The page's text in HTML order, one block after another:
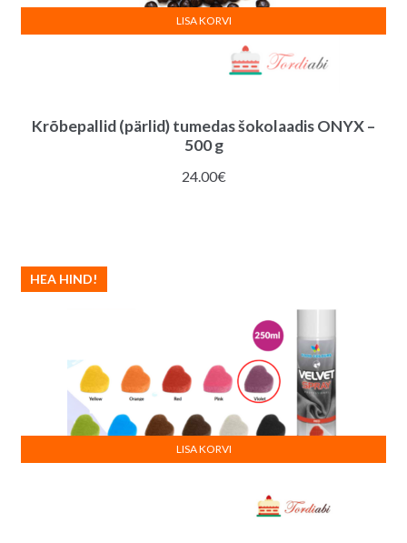
Krõbepallid (pärlid) tumedas šokolaadis ONYX –
500 g
24.00€
LISA KORVI
HEA HIND!
LISA KORVI